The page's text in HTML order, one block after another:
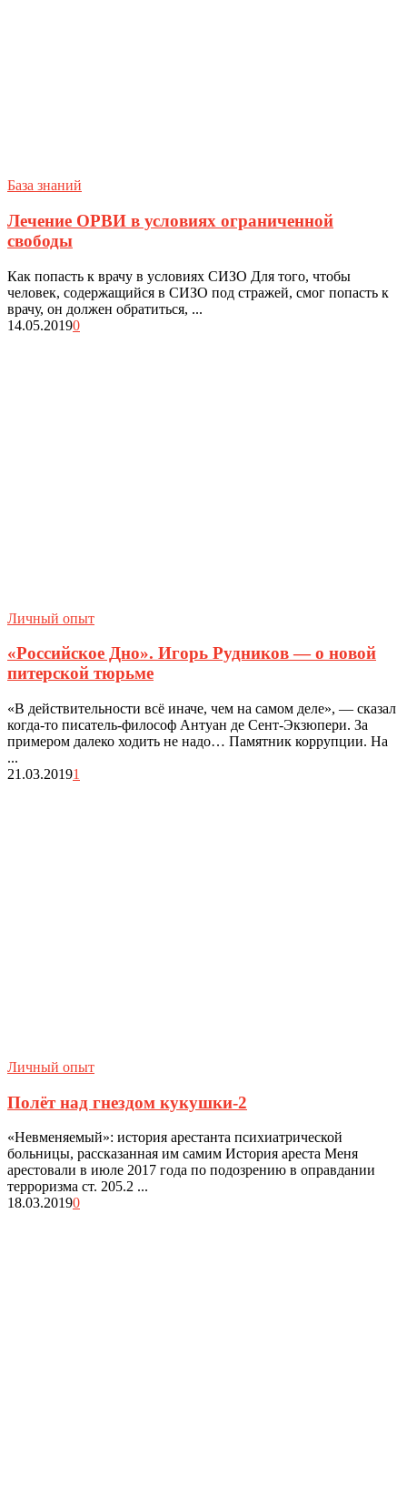
База знаний
Лечение ОРВИ в условиях ограниченной
свободы
Как попасть к врачу в условиях СИЗО Для того, чтобы
человек, содержащийся в СИЗО под стражей, смог попасть к
врачу, он должен обратиться, ...
14.05.20190
Личный опыт
«Российское Дно». Игорь Рудников — о новой
питерской тюрьме
«В действительности всё иначе, чем на самом деле», — сказал
когда-то писатель-философ Антуан де Сент-Экзюпери. За
примером далеко ходить не надо… Памятник коррупции. На
...
21.03.20191
Личный опыт
Полёт над гнездом кукушки-2
«Невменяемый»: история арестанта психиатрической
больницы, рассказанная им самим История ареста Меня
арестовали в июле 2017 года по подозрению в оправдании
терроризма ст. 205.2 ...
18.03.20190